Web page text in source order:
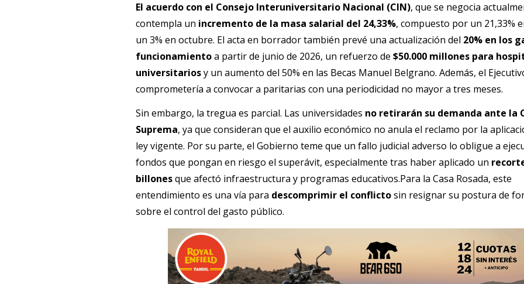
El acuerdo con el Consejo Interuniversitario Nacional (CIN), que se negocia
contempla un incremento de la masa salarial del 24,33%, compuesto por un 21,33%
un 3% en octubre. El acta en borrador también prevé una actualización del 20% en los
funcionamientoa partir de junio de 2026, un refuerzo de $50.000 millones para
universitariosy un aumento del 50% en las Becas Manuel Belgrano. Además, el
comprometería a convocar a paritarias con una periodicidad no mayor a tres meses.
Sin embargo, la tregua es parcial. Las universidades no retirarán su demanda ante la
Suprema, ya que consideran que el auxilio económico no anula el reclamo por la
ley vigente. Por su parte, el Gobierno teme que un fallo judicial adverso lo obligue a
fondos que pongan en riesgo el superávit, especialmente tras haber aplicado un
billonesque afectó infraestructura y programas educativos.Para la Casa Rosada, este
entendimiento es una vía para descomprimir el conflictosin resignar su postura de
sobre el control del gasto público.